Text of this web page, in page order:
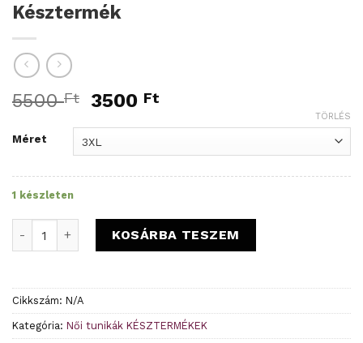
Késztermék
5500Ft
Original
was:
5500 Ft.
3500 Ft
3500 Ft.
Méret
TÖRLÉS
1 készleten
3xl Beáta munkaruha tunika- Fehér - Késztermék
KOSÁRBA TESZEM
Cikkszám: N/A
Kategória: Női tunikák KÉSZTERMÉKEK